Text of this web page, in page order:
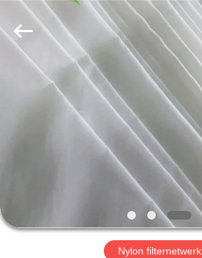
HUIS
PRODUCTEN
ONGEVEER
FABRIEKSREIS
Wire
Mesh
Co.,Ltd.
Reserved.
Nylon filternetwerk